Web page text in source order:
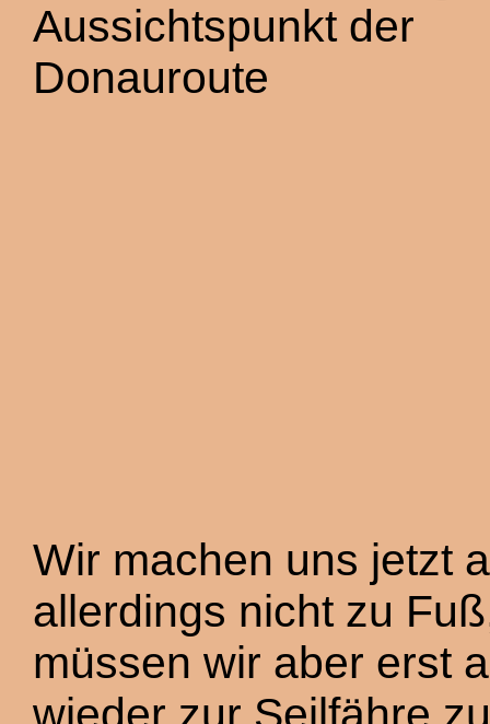
Wir machen uns jetzt
allerdings nicht zu
müssen wir aber erst